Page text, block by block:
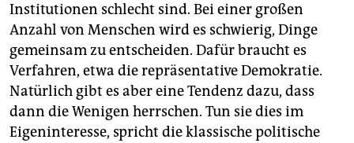
Institutionen schlecht sind. Bei einer großen
Anzahl von Menschen wird es schwierig, Dinge
gemeinsam zu entscheiden. Dafür braucht es
Verfahren, etwa die repräsentative Demokratie.
Natürlich gibt es aber eine Tendenz dazu, dass
dann die Wenigen herrschen. Tun sie dies im
Eigeninteresse, spricht die klassische politische